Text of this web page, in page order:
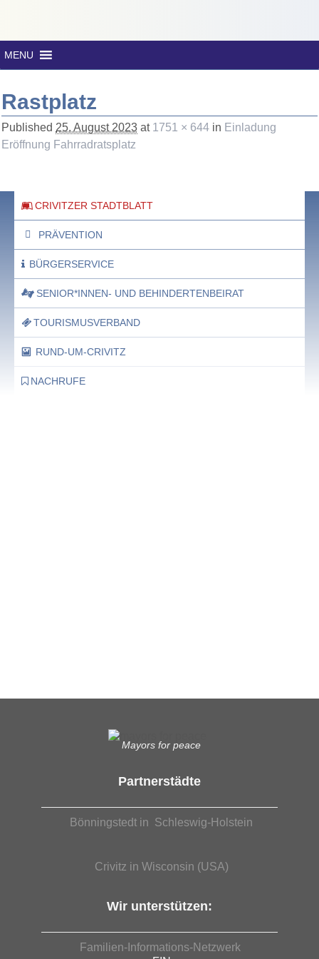
MENU
Rastplatz
Published 25. August 2023 at 1751 × 644 in Einladung
Eröffnung Fahrradratsplatz
CRIVITZER STADTBLATT
PRÄVENTION
BÜRGERSERVICE
SENIOR*INNEN- UND BEHINDERTENBEIRAT
TOURISMUSVERBAND
RUND-UM-CRIVITZ
NACHRUFE
Mayors for peace
Partnerstädte
Bönningstedt in Schleswig-Holstein
Crivitz in Wisconsin (USA)
Wir unterstützen:
Familien-Informations-Netzwerk